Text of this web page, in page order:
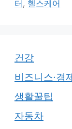
리
터 , 헬스케어
건강
비즈니스·경
생활꿀팁
자동차